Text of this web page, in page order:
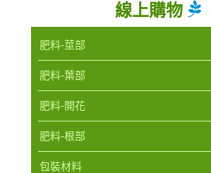
線上購物
肥料-莖部
肥料-葉部
肥料-開花
肥料-根部
包裝材料